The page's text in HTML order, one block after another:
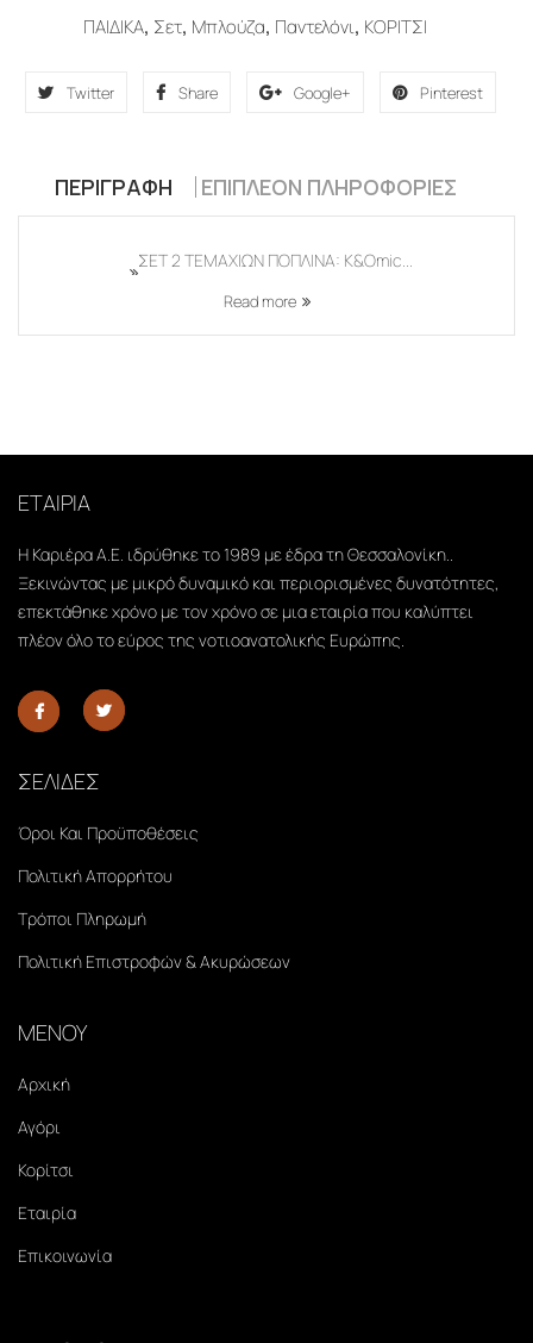
ΠΑΙΔΙΚΑ, Σετ, Μπλούζα, Παντελόνι, ΚΟΡΙΤΣΙ
Twitter Share Google+ Pinterest
ΠΕΡΙΓΡΑΦΉ ΕΠΙΠΛΈΟΝ ΠΛΗΡΟΦΟΡΊΕΣ
ΣΕΤ 2 ΤΕΜΑΧΙΩΝ ΠΟΠΛΙΝΑ: Κ&Omic...
Read more
ΕΤΑΙΡΙΑ
Η Καριέρα Α.Ε. ιδρύθηκε το 1989 με έδρα τη Θεσσαλονίκη..
Ξεκινώντας με μικρό δυναμικό και περιορισμένες δυνατότητες,
επεκτάθηκε χρόνο με τον χρόνο σε μια εταιρία που καλύπτει
πλέον όλο το εύρος της νοτιοανατολικής Ευρώπης.
ΣΕΛΙΔΕΣ
Όροι Και Προϋποθέσεις
Πολιτική Απορρήτου
Τρόποι Πληρωμή
Πολιτική Επιστροφών & Ακυρώσεων
ΜΕΝΟΥ
Αρχική
Αγόρι
Κορίτσι
Εταιρία
Επικοινωνία